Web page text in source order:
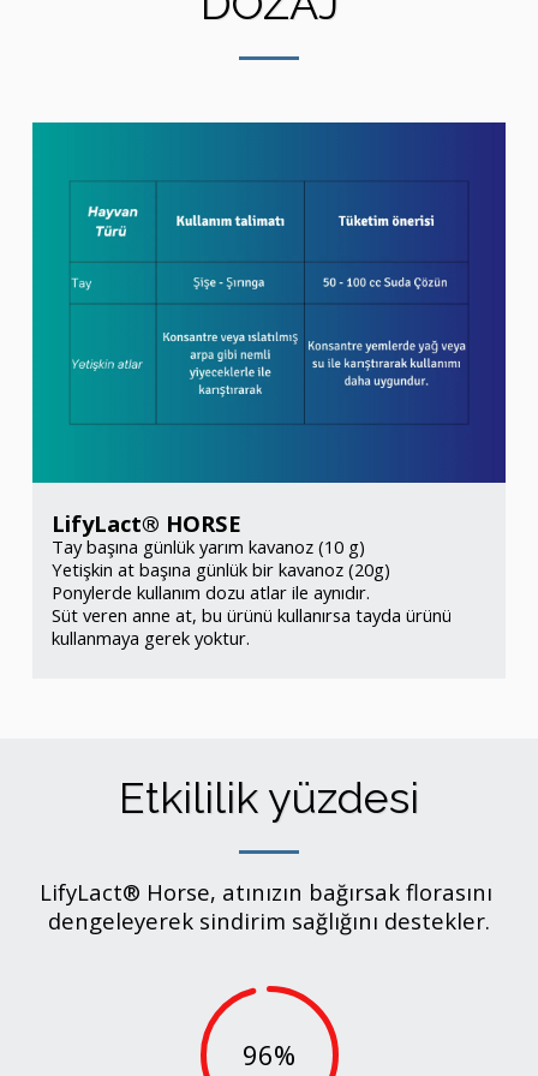
LifyLact® HORSE
Tay başına günlük yarım kavanoz (10 g)
Yetişkin at başına günlük bir kavanoz (20g)
Ponylerde kullanım dozu atlar ile aynıdır.
Süt veren anne at, bu ürünü kullanırsa tayda ürünü
kullanmaya gerek yoktur.
Etkililik yüzdesi
LifyLact® Horse, atınızın bağırsak florasını
dengeleyerek sindirim sağlığını destekler.
96%